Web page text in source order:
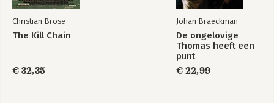
Christian Brose
The Kill Chain
€ 32,35
Johan Braeckman
De ongelovige
Thomas heeft een
punt
€ 22,99